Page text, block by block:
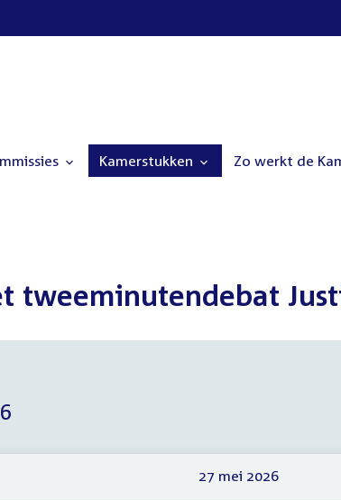
Kamerstukken Zo werkt de
tweeminutendebat
27 mei 2026